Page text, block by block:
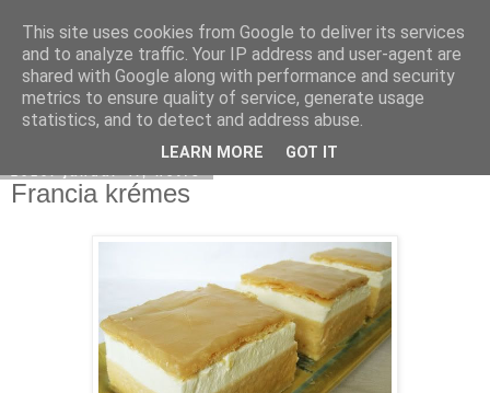
Moha Konyha
Francia krémes
This site uses cookies from Google to deliver its services
and to analyze traffic. Your IP address and user-agent are
shared with Google along with performance and security
metrics to ensure quality of service, generate usage
statistics, and to detect and address abuse.
LEARN MORE GOT IT